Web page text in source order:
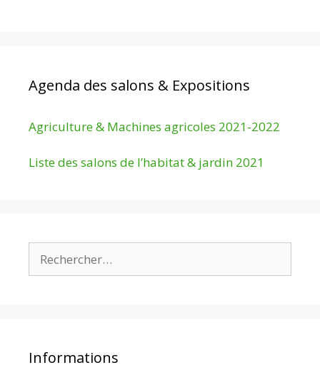
Agenda des salons & Expositions
Agriculture & Machines agricoles 2021-2022
Liste des salons de l’habitat & jardin 2021
Informations